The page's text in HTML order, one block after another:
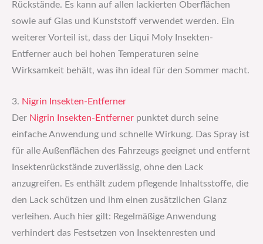
Rückstände. Es kann auf allen lackierten Oberflächen
sowie auf Glas und Kunststoff verwendet werden. Ein
weiterer Vorteil ist, dass der Liqui Moly Insekten-
Entferner auch bei hohen Temperaturen seine
Wirksamkeit behält, was ihn ideal für den Sommer macht.
3. Nigrin Insekten-Entferner
Der Nigrin Insekten-Entferner punktet durch seine
einfache Anwendung und schnelle Wirkung. Das Spray ist
für alle Außenflächen des Fahrzeugs geeignet und entfernt
Insektenrückstände zuverlässig, ohne den Lack
anzugreifen. Es enthält zudem pflegende Inhaltsstoffe, die
den Lack schützen und ihm einen zusätzlichen Glanz
verleihen. Auch hier gilt: Regelmäßige Anwendung
verhindert das Festsetzen von Insektenresten und